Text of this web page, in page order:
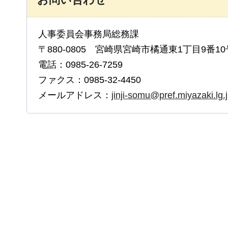
人事委員会事務局総務課
〒880-0805 宮崎県宮崎市橘通東1丁目9番10
電話：0985-26-7259
ファクス：0985-32-4450
メールアドレス： jinji-